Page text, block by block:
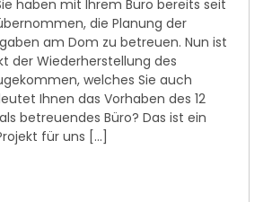
am Dom zu betreuen. Nun ist
der Wiederherstellung des
welches Sie auch
Ihnen das Vorhaben des 12
betreuendes Büro? Das ist ein
für uns […]